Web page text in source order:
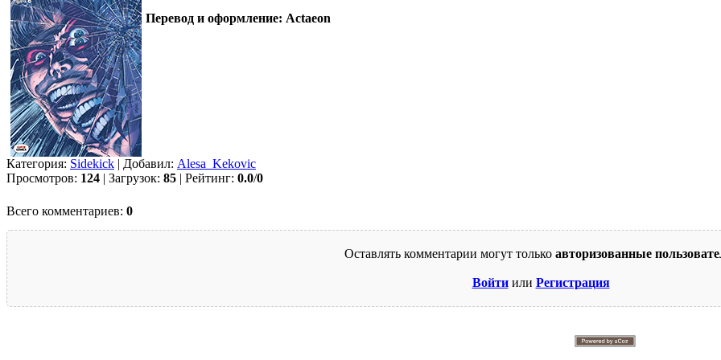
Перевод и оформление: Actaeon
Категория: Sidekick | Добавил: Alesa_Kekovic
Просмотров: 124 | Загрузок: 85 | Рейтинг: 0.0/0
Всего комментариев: 0
Оставлять комментарии могут только авторизованные
Войтиили Регистрация